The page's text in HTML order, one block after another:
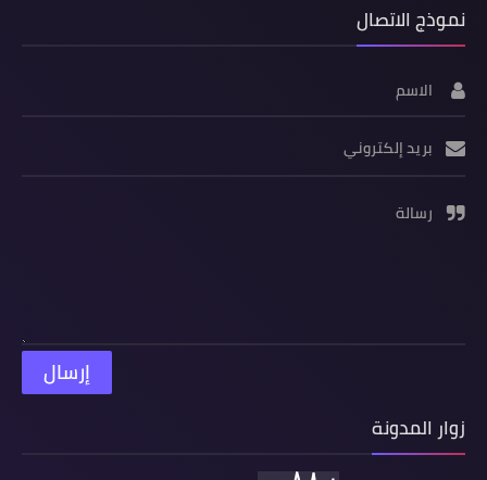
نموذج الاتصال
الاسم
بريد إلكتروني
رسالة
زوار المدونة